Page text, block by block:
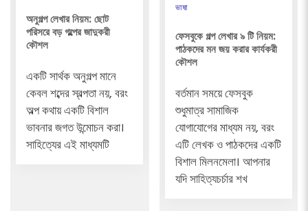
অনুগল্প লেখার নিয়ম: ছোট
পরিসরে বড় গল্পের জাদুকরী
কৌশল
একটি সার্থক অনুগল্প মানে
কেবল শব্দের স্বল্পতা নয়, বরং
অল্প কথায় একটি বিশাল
ভাবনার জগত উন্মোচন করা।
সাহিত্যের এই মাধ্যমটি
ভাষা
ফেসবুকে গল্প লেখার ৯ টি নিয়ম:
পাঠকদের মন জয় করার কার্যকরী
কৌশল
বর্তমান সময়ে ফেসবুক
শুধুমাত্র সামাজিক
যোগাযোগের মাধ্যম নয়, বরং
এটি লেখক ও পাঠকদের একটি
বিশাল মিলনমেলা। আপনার
যদি সাহিত্যচর্চার শখ